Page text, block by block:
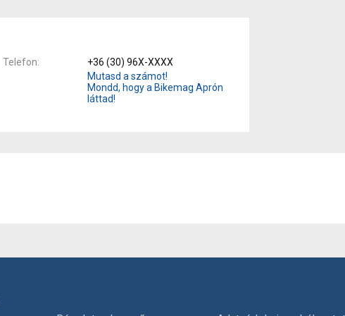
Telefon
+36 (30) 96X-XXXX
Mutasd a számot!
Mondd, hogy a Bikemag Aprón
láttad!